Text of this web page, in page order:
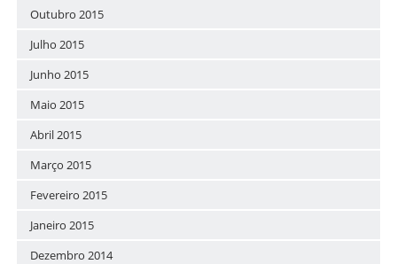
Outubro 2015
Julho 2015
Junho 2015
Maio 2015
Abril 2015
Março 2015
Fevereiro 2015
Janeiro 2015
Dezembro 2014